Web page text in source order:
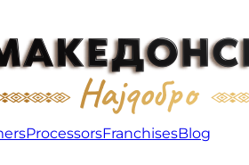
ProcessorsFranchisesBlog